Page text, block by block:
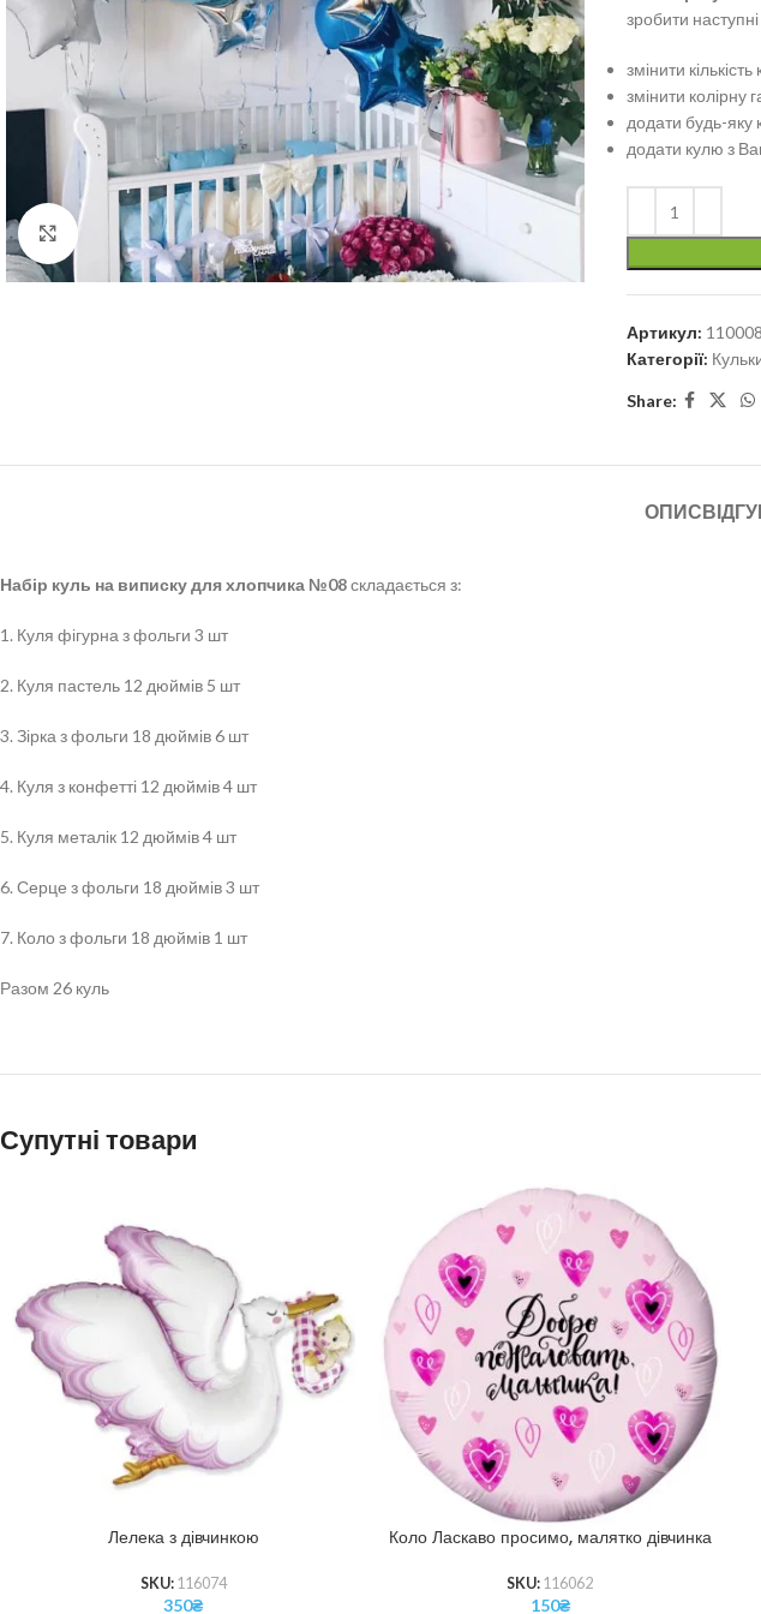
Click to enlarge
зробити
змінити кількість
змінити колірну
додати будь-яку
додати кулю з
Артикул: 110008
Категорії:
Share:
ОПИС
Набір куль на виписку для хлопчика №08складається з:
1. Куля фігурна з фольги 3 шт
2. Куля пастель 12 дюймів 5 шт
3. Зірка з фольги 18 дюймів 6 шт
4. Куля з конфетті 12 дюймів 4 шт
5. Куля металік 12 дюймів 4 шт
6. Серце з фольги 18 дюймів 3 шт
7. Коло з фольги 18 дюймів 1 шт
Разом 26 куль
Супутні товари
Лелека з дівчинкою
SKU: 116074
350₴
Коло Ласкаво просимо, малятко дівчинка
SKU: 116062
150₴